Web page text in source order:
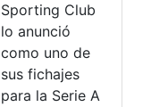
Sporting Club
lo anunció
como uno de
sus fichajes
para la Serie A